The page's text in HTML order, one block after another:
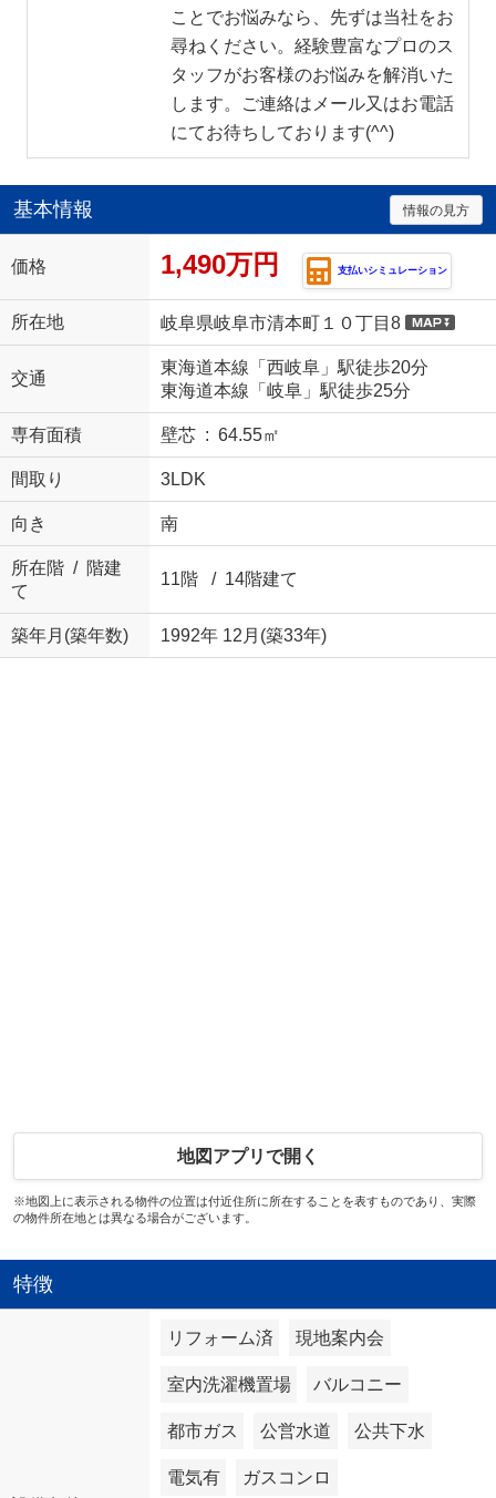
ことでお悩みなら、先ずは当社をお
尋ねください。経験豊富なプロのス
タッフがお客様のお悩みを解消いた
します。ご連絡はメール又はお電話
にてお待ちしております(^^)
基本情報 情報の見方
価格 1,490万円 支払いシミュレーション
所在地 岐阜県岐阜市清本町１０丁目8
交通
東海道本線「西岐阜」駅徒歩20分
東海道本線「岐阜」駅徒歩25分
専有面積 壁芯 : 64.55㎡
間取り 3LDK
向き 南
所在階 / 階建
て
11階 / 14階建て
築年月(築年数) 1992年 12月(築33年)
地図アプリで開く
※地図上に表示される物件の位置は付近住所に所在することを表すものであり、実際
の物件所在地とは異なる場合がございます。
特徴
リフォーム済 現地案内会
室内洗濯機置場 バルコニー
都市ガス 公営水道 公共下水
電気有 ガスコンロ